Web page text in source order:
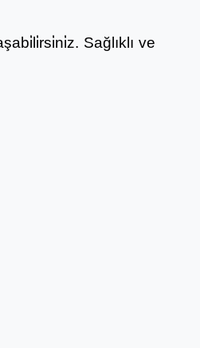
Sağlıklı ve